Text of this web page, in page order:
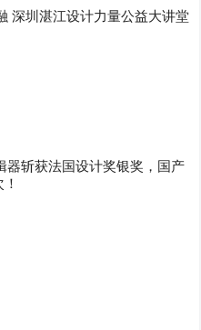
深圳湛江设计力量公益大讲堂
器斩获法国设计奖银奖，国产